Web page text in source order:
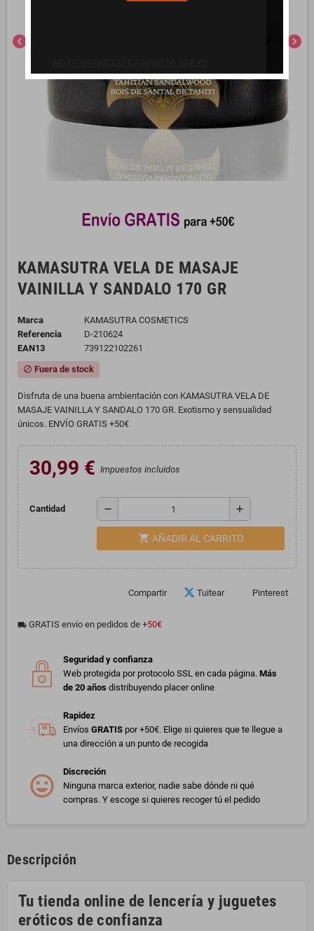
chevron_left chevron_right
KAMASUTRA VELA DE MASAJE
VAINILLA Y SANDALO 170 GR
Marca
KAMASUTRA COSMETICS
Referencia
D-210624
EAN13
739122102261
block Fuera de stock
Disfruta de una buena ambientación con KAMASUTRA VELA DE
MASAJE VAINILLA Y SANDALO 170 GR. Exotismo y sensualidad
únicos. ENVÍO GRATIS +50€
30,99 € Impuestos incluidos
Cantidad remove add
shopping_cart AÑADIR AL CARRITO
Compartir Tuitear Pinterest
local_shipping GRATIS envío en pedidos de +50€
Seguridad y confianza
Web protegida por protocolo SSL en cada página. Más
de 20 años distribuyendo placer online
Rapidez
Envíos GRATIS por +50€. Elige si quieres que te llegue a
una dirección a un punto de recogida
Discreción
Ninguna marca exterior, nadie sabe dónde ni qué
compras. Y escoge si quieres recoger tú el pedido
Descripción
Tu tienda online de lencería y juguetes
eróticos de confianza